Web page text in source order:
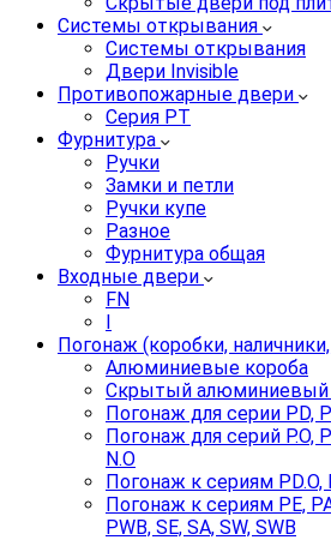
Системы открывания
Системы открывания
Двери Invisible
Противопожарные двери
Серия PT
Фурнитура
Ручки
Замки и петли
Ручки купе
Разное
Фурнитура общая
Входные двери
FN
I
Погонаж (коробки,
Алюминиевые короба
Скрытый алюминиевый
Погонаж для серии PD,
Погонаж для серий P.O,
N.O
Погонаж к сериям PD.O,
Погонаж к сериям PE,
PWB, SE, SA, SW, SWB